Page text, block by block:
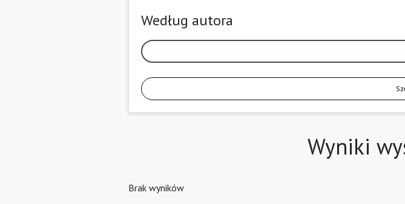
Według autora
Wyniki
Brak wyników